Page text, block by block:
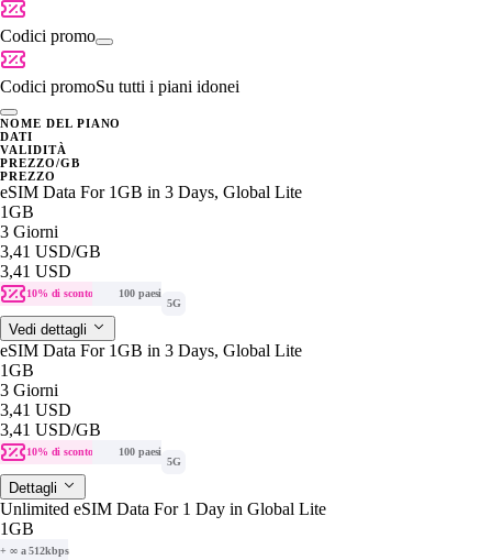
Codici promo
Codici promoSu tutti i piani idonei
NOME DEL PIANO
DATI
VALIDITÀ
PREZZO/GB
PREZZO
eSIM Data For 1GB in 3 Days, Global Lite
1GB
3 Giorni
3,41 USD/GB
3,41 USD
10% di sconto
100 paesi
5G
Vedi dettagli
eSIM Data For 1GB in 3 Days, Global Lite
1GB
3 Giorni
3,41 USD
3,41 USD/GB
10% di sconto
100 paesi
5G
Dettagli
Unlimited eSIM Data For 1 Day in Global Lite
1GB
+ ∞ a 512kbps